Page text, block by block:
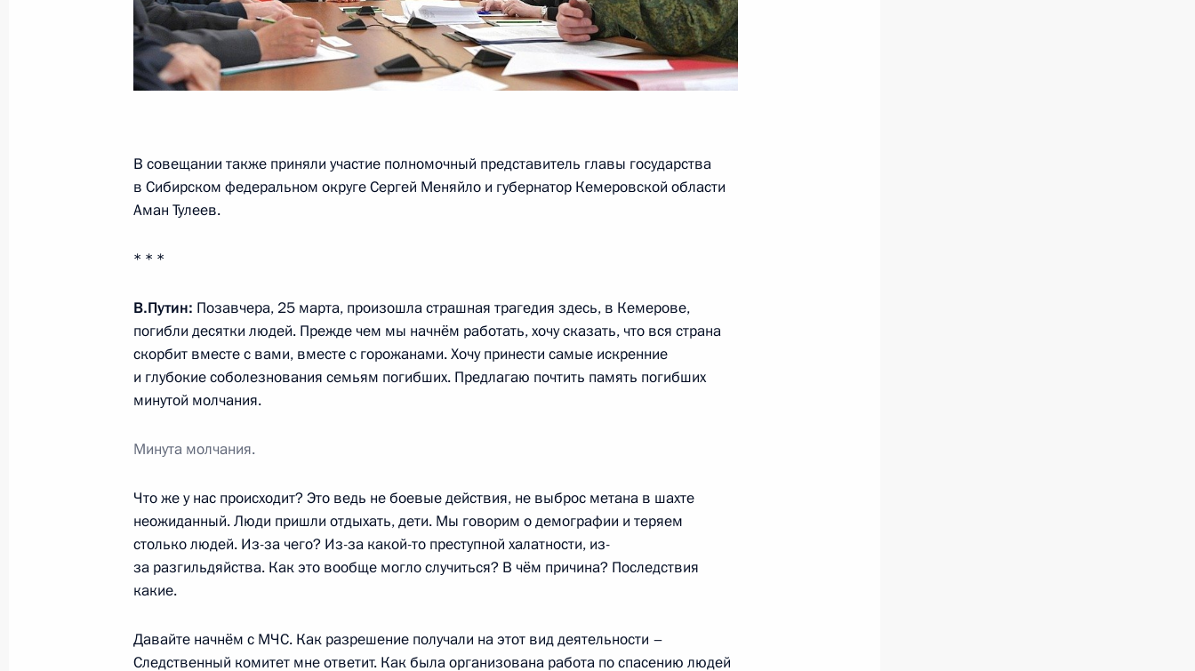
Поздравление Президенту Египта Абдельфаттаху Сиси с победой
на президентских выборах
30 марта 2018 года, 13:15
29 марта 2018 года, четверг
Встреча с Министром энергетики Александром Новаком
4
Заявление Президента России Владимира Путина, Федерального
канцлера Германии Ангелы Меркель, Президента Франции
Эммануэля Макрона и Президента Украины Петра Порошенко
29 марта 2018 года, 14:00
Телефонный разговор с Президентом Белоруссии Александром
Лукашенко
28 марта 2018 года, 20:50
Телефонный разговор с Президентом Сербии Александром
Вучичем
В совещании также приняли участие полномочный представитель главы государства
в Сибирском федеральном округе Сергей Меняйло и губернатор Кемеровской области
Аман Тулеев.
* * *
В.Путин: Позавчера, 25 марта, произошла страшная трагедия здесь, в Кемерове,
погибли десятки людей. Прежде чем мы начнём работать, хочу сказать, что вся страна
скорбит вместе с вами, вместе с горожанами. Хочу принести самые искренние
и глубокие соболезнования семьям погибших. Предлагаю почтить память погибших
минутой молчания.
Минута молчания.
Что же у нас происходит? Это ведь не боевые действия, не выброс метана в шахте
неожиданный. Люди пришли отдыхать, дети. Мы говорим о демографии и теряем
столько людей. Из-за чего? Из-за какой-то преступной халатности, из-
за разгильдяйства. Как это вообще могло случиться? В чём причина? Последствия
какие.
Давайте начнём с МЧС. Как разрешение получали на этот вид деятельности –
Следственный комитет мне ответит. Как была организована работа по спасению людей